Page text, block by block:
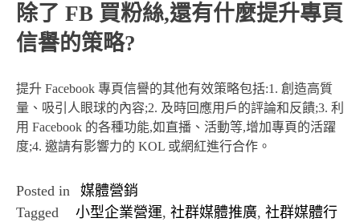
除了 FB 買粉絲,還有什麼提升專頁
信譽的策略?
提升 Facebook 專頁信譽的其他有效策略包括:1. 創造高質
量、吸引人眼球的內容;2. 及時回應用戶的評論和反饋;3. 利
用 Facebook 的各種功能,如直播、活動等,增加專頁的活躍
度;4. 邀請有影響力的 KOL 或網紅進行合作。
Posted in
媒體營銷
Tagged
小型企業營運, 社群媒體推廣, 社群媒體行